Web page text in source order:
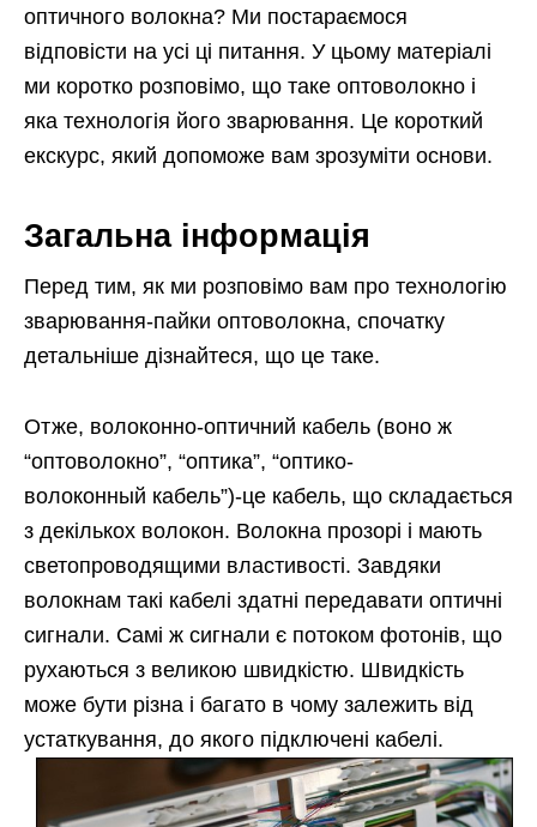
оптичного волокна? Ми постараємося
відповісти на усі ці питання. У цьому матеріалі
ми коротко розповімо, що таке оптоволокно і
яка технологія його зварювання. Це короткий
екскурс, який допоможе вам зрозуміти основи.
Загальна інформація
Перед тим, як ми розповімо вам про технологію
зварювання-пайки оптоволокна, спочатку
детальніше дізнайтеся, що це таке.
Отже, волоконно-оптичний кабель (воно ж
“оптоволокно”, “оптика”, “оптико-
волоконный кабель”)-це кабель, що складається
з декількох волокон. Волокна прозорі і мають
светопроводящими властивості. Завдяки
волокнам такі кабелі здатні передавати оптичні
сигнали. Самі ж сигнали є потоком фотонів, що
рухаються з великою швидкістю. Швидкість
може бути різна і багато в чому залежить від
устаткування, до якого підключені кабелі.